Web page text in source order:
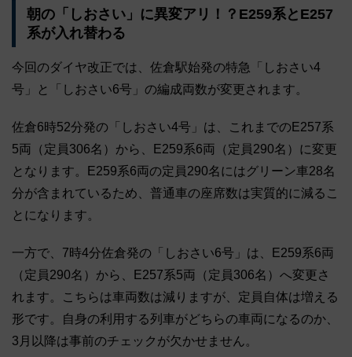
朝の「しおさい」に異変アリ！？E259系とE257
系が入れ替わる
今回のダイヤ改正では、佐倉駅始発の特急「しおさい4
号」と「しおさい6号」の編成両数が変更されます。
佐倉6時52分発の「しおさい4号」は、これまでのE257系
5両（定員306名）から、E259系6両（定員290名）に変更
となります。E259系6両の定員290名にはグリーン車28名
分が含まれているため、普通車の座席数は実質的に減るこ
とになります。
一方で、7時4分佐倉発の「しおさい6号」は、E259系6両
（定員290名）から、E257系5両（定員306名）へ変更さ
れます。こちらは車両数は減りますが、定員自体は増える
形です。自身の利用する列車がどちらの車両になるのか、
3月以降は事前のチェックが欠かせません。